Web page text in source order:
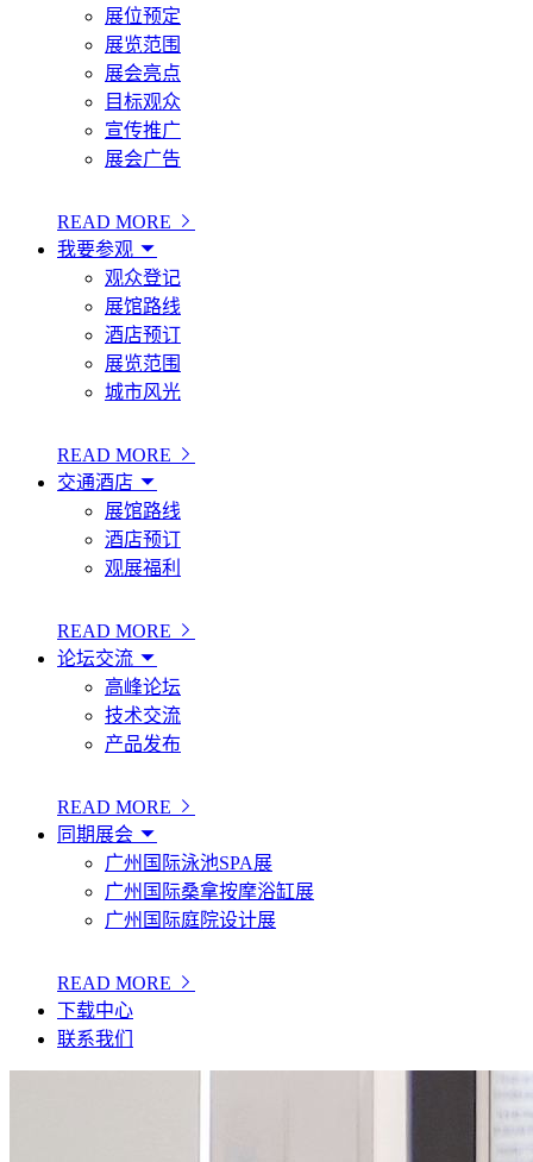
展位预定
展览范围
展会亮点
目标观众
宣传推广
展会广告
READ MORE
我要参观
观众登记
展馆路线
酒店预订
展览范围
城市风光
READ MORE
交通酒店
展馆路线
酒店预订
观展福利
READ MORE
论坛交流
高峰论坛
技术交流
产品发布
READ MORE
同期展会
广州国际泳池SPA展
广州国际桑拿按摩浴缸展
广州国际庭院设计展
READ MORE
下载中心
联系我们